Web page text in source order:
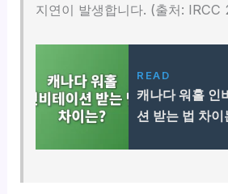
지연이 발생합니다. (출처: IRCC
READ
캐나다 워홀 인
션 받는 법 차이